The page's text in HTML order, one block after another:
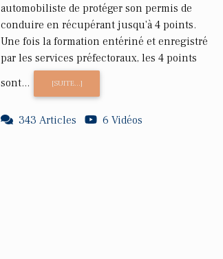
automobiliste de protéger son permis de
conduire en récupérant jusqu'à 4 points.
Une fois la formation entériné et enregistré
par les services préfectoraux, les 4 points
sont...
[SUITE...]
343 Articles 6 Vidéos